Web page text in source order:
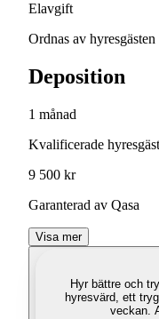
Elavgift
Ordnas av hyresgästen
Deposition
1 månad
Kvalificerade
9 500 kr
Garanterad av Qasa
Visa mer
Hyr bättre och
hyresvärd, ett
veckan.